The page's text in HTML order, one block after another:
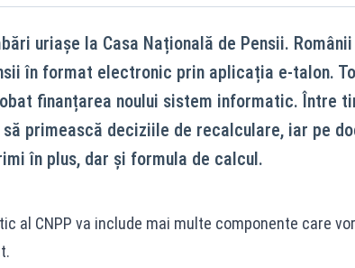
uriașe la Casa Națională de Pensii.
în format electronic prin aplicația e-talon.
finanțarea noului sistem informatic. Între
primească deciziile de recalculare, iar pe
în plus, dar și formula de calcul.
al CNPP va include mai multe componente care